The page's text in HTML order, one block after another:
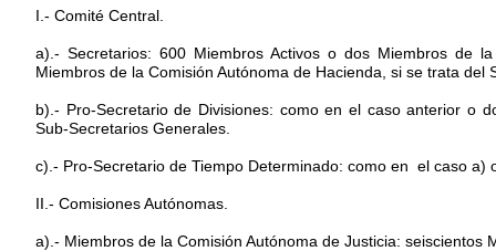
I.- Comité Central.
a).- Secretarios: 600 Miembros Activos o dos Miembros de
Miembros de la Comisión Autónoma de Hacienda, si se trata del
b).- Pro-Secretario de Divisiones: como en el caso anterior o
Sub-Secretarios Generales.
c).- Pro-Secretario de Tiempo Determinado: como en el caso
II.- Comisiones Autónomas.
a).- Miembros de la Comisión Autónoma de Justicia: seiscientos